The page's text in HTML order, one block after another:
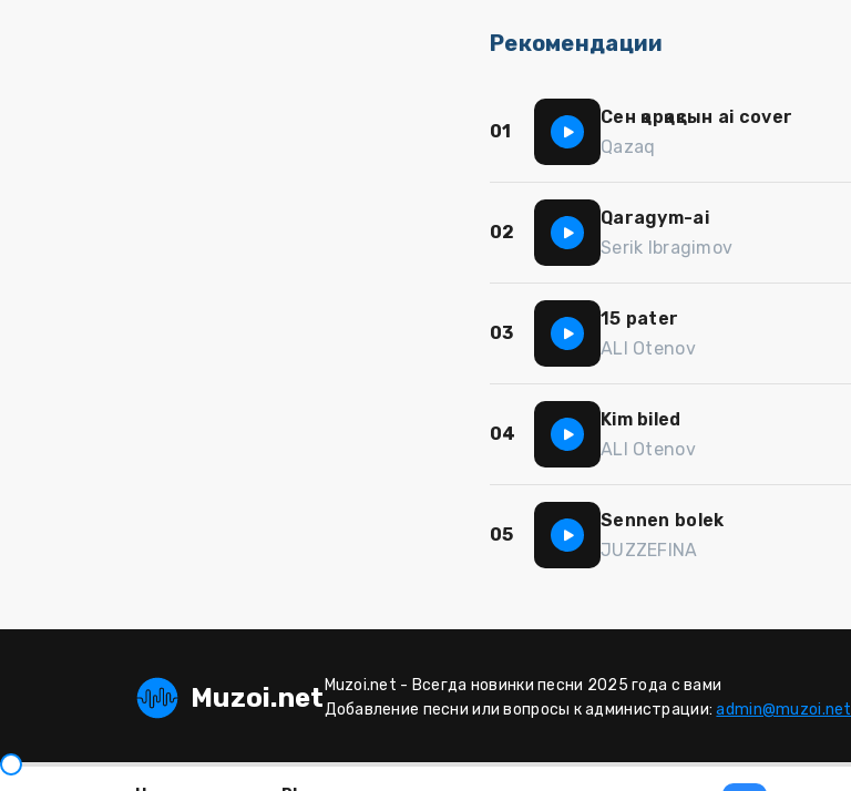
Рекомендации
01
Сен қорқақсын ai cover
Qazaq
02
Qaragym-ai
Serik Ibragimov
03
15 pater
ALI Otenov
04
Kim biled
ALI Otenov
05
Sennen bolek
JUZZEFINA
Muzoi.net Muzoi.net - Всегда новинки песни 2025 года с вами
Добавление песни или вопросы к администрации:admin@muzoi.net